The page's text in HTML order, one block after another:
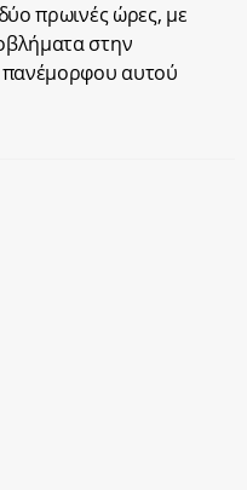
πρωινές ώρες, με
στην
πανέμορφου αυτού